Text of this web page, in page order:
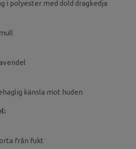
i polyester med dold dragkedja
känsla mot huden
från fukt